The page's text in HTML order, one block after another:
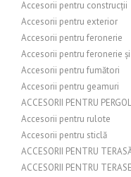
Accesorii pentru construcții
Accesorii pentru exterior
Accesorii pentru feronerie
Accesorii pentru feronerie
Accesorii pentru fumători
Accesorii pentru geamuri
ACCESORII PENTRU
Accesorii pentru rulote
Accesorii pentru sticlă
ACCESORII PENTRU
ACCESORII PENTRU TERASE